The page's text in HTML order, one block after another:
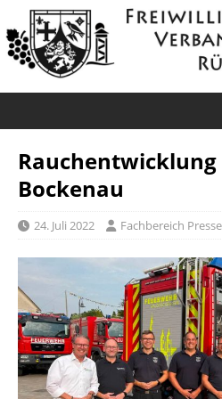
Bockenau
24. Juli 2022 Fachbereich